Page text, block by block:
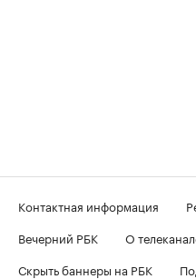
Контактная информация
Вечерний РБК
О
Скрыть баннеры на РБК